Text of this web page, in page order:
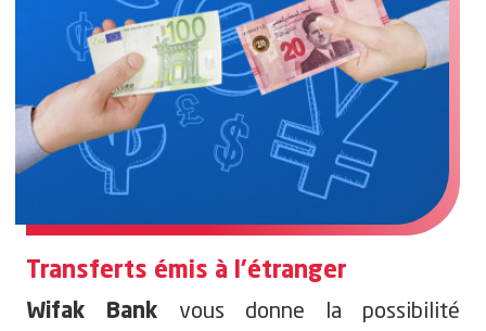
Transferts émis à l’étranger
Wifak Bank
vous donne la possibilité